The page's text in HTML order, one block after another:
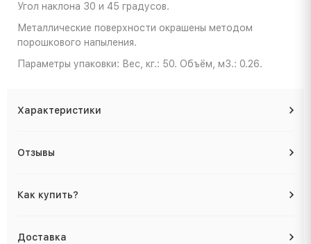
Угол наклона 30 и 45 градусов.
Металлические поверхности окрашены методом
порошкового напыления.
Параметры упаковки: Вес, кг.: 50. Объём, м3.: 0.26.
Характеристики
Отзывы
Как купить?
Доставка